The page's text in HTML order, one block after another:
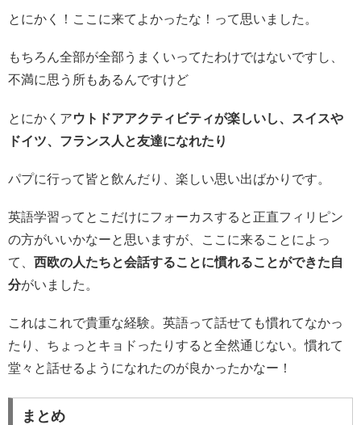
とにかく！ここに来てよかったな！って思いました。
もちろん全部が全部うまくいってたわけではないですし、
不満に思う所もあるんですけど
とにかくアウトドアアクティビティが楽しいし、スイスや
ドイツ、フランス人と友達になれたり
パプに行って皆と飲んだり、楽しい思い出ばかりです。
英語学習ってとこだけにフォーカスすると正直フィリピン
の方がいいかなーと思いますが、ここに来ることによっ
て、 西欧の人たちと会話することに慣れることができた自
分がいました。
これはこれで貴重な経験。英語って話せても慣れてなかっ
たり、ちょっとキョドったりすると全然通じない。慣れて
堂々と話せるようになれたのが良かったかなー！
まとめ